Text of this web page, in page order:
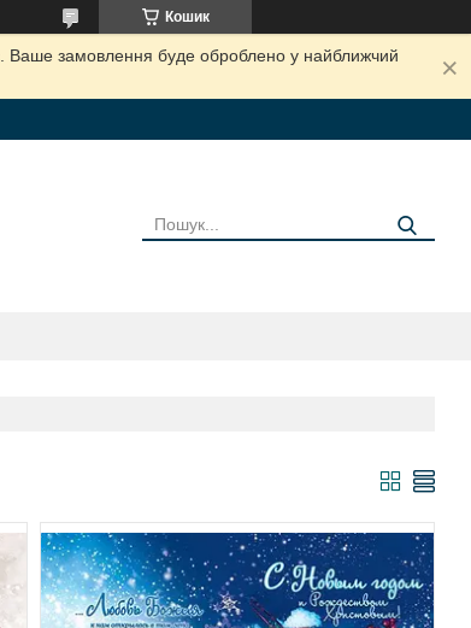
Кошик
Ваше замовлення буде оброблено у найближчий